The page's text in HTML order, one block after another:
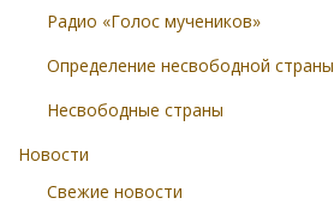
Радио «Голос мучеников»
Определение несвободной страны
Несвободные страны
Новости
Свежие новости